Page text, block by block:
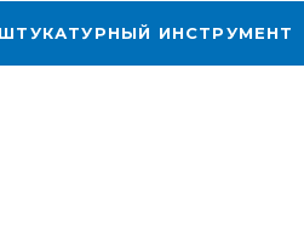
ШТУКАТУРНЫЙ ИНСТРУМЕНТ